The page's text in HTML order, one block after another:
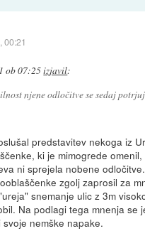
00:21
ob 07:25izjavil:
njene odločitve se sedaj
predstavitev nekoga iz
ki je mimogrede
ni sprejela nobene
zgolj zaprosil za
snemanje ulic z 3m
Na podlagi tega mnenja se
nemške napake.